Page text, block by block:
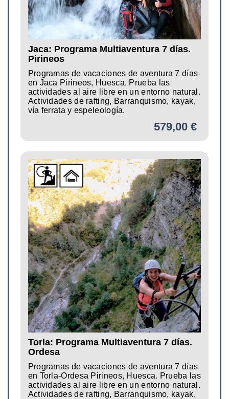
Jaca: Programa Multiaventura 7 días.
Pirineos
Programas de vacaciones de aventura 7 días
en Jaca Pirineos, Huesca. Prueba las
actividades al aire libre en un entorno natural.
Actividades de rafting, Barranquismo, kayak,
vía ferrata y espeleología.
579,00 €
Torla: Programa Multiaventura 7 días.
Ordesa
Programas de vacaciones de aventura 7 días
en Torla-Ordesa Pirineos, Huesca. Prueba las
actividades al aire libre en un entorno natural.
Actividades de rafting, Barranquismo, kayak,